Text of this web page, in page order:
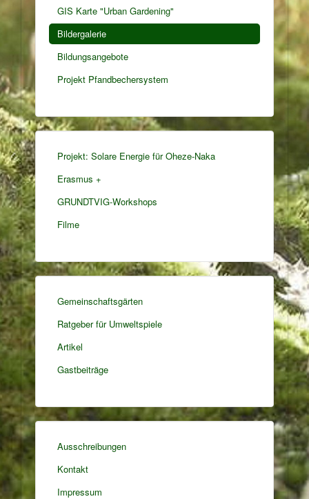
GIS Karte "Urban Gardening"
Bildergalerie
Bildungsangebote
Projekt Pfandbechersystem
Projekt: Solare Energie für Oheze-Naka
Erasmus +
GRUNDTVIG-Workshops
Filme
Gemeinschaftsgärten
Ratgeber für Umweltspiele
Artikel
Gastbeiträge
Ausschreibungen
Kontakt
Impressum